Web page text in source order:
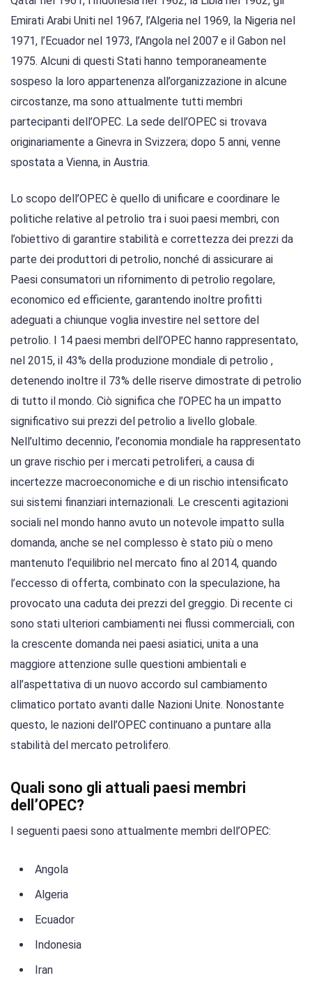
Emirati Arabi Uniti nel 1967, l’Algeria nel 1969, la Nigeria nel
1971, l’Ecuador nel 1973, l’Angola nel 2007 e il Gabon nel
1975. Alcuni di questi Stati hanno temporaneamente
sospeso la loro appartenenza all’organizzazione in alcune
circostanze, ma sono attualmente tutti membri
partecipanti dell’OPEC. La sede dell’OPEC si trovava
originariamente a Ginevra in Svizzera; dopo 5 anni, venne
spostata a Vienna, in Austria.
Lo scopo dell’OPEC è quello di unificare e coordinare le
politiche relative al petrolio tra i suoi paesi membri, con
l’obiettivo di garantire stabilità e correttezza dei prezzi da
parte dei produttori di petrolio, nonché di assicurare ai
Paesi consumatori un rifornimento di petrolio regolare,
economico ed efficiente, garantendo inoltre profitti
adeguati a chiunque voglia investire nel settore del
petrolio. I 14 paesi membri dell’OPEC hanno rappresentato,
nel 2015, il 43% della produzione mondiale di petrolio ,
detenendo inoltre il 73% delle riserve dimostrate di petrolio
di tutto il mondo. Ciò significa che l’OPEC ha un impatto
significativo sui prezzi del petrolio a livello globale.
Nell’ultimo decennio, l’economia mondiale ha rappresentato
un grave rischio per i mercati petroliferi, a causa di
incertezze macroeconomiche e di un rischio intensificato
sui sistemi finanziari internazionali. Le crescenti agitazioni
sociali nel mondo hanno avuto un notevole impatto sulla
domanda, anche se nel complesso è stato più o meno
mantenuto l’equilibrio nel mercato fino al 2014, quando
l’eccesso di offerta, combinato con la speculazione, ha
provocato una caduta dei prezzi del greggio. Di recente ci
sono stati ulteriori cambiamenti nei flussi commerciali, con
la crescente domanda nei paesi asiatici, unita a una
maggiore attenzione sulle questioni ambientali e
all’aspettativa di un nuovo accordo sul cambiamento
climatico portato avanti dalle Nazioni Unite. Nonostante
questo, le nazioni dell’OPEC continuano a puntare alla
stabilità del mercato petrolifero.
Quali sono gli attuali paesi membri
dell’OPEC?
I seguenti paesi sono attualmente membri dell’OPEC:
Angola
Algeria
Ecuador
Indonesia
Iran